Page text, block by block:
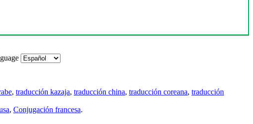
, traducción kazaja, traducción china, traducción coreana, traducción
, Conjugación francesa.